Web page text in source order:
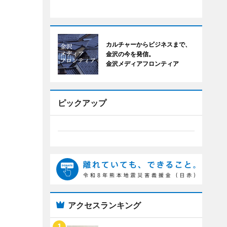
カルチャーからビジネスまで、
金沢の今を発信。
金沢メディアフロンティア
ピックアップ
アクセスランキング